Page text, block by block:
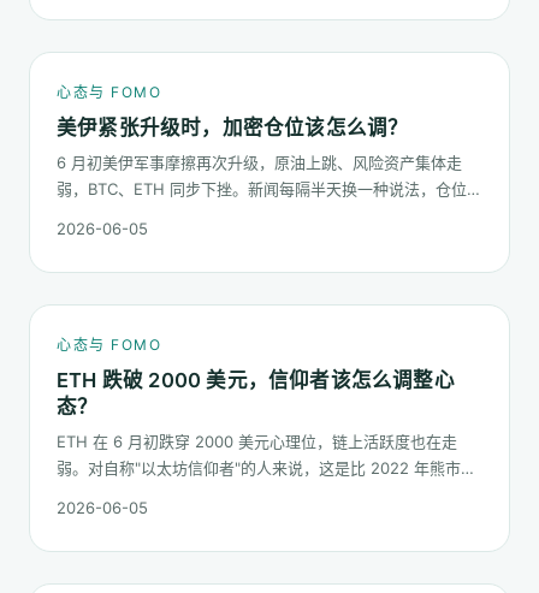
心态与 FOMO
美伊紧张升级时，加密仓位该怎么调？
6 月初美伊军事摩擦再次升级，原油上跳、风险资产集体走
弱，BTC、ETH 同步下挫。新闻每隔半天换一种说法，仓位却
按哪几条规矩走。
2026-06-05
心态与 FOMO
ETH 跌破 2000 美元，信仰者该怎么调整心
态？
ETH 在 6 月初跌穿 2000 美元心理位，链上活跃度也在走
弱。对自称"以太坊信仰者"的人来说，这是比 2022 年熊市更
慢慢磨低的价格。
2026-06-05